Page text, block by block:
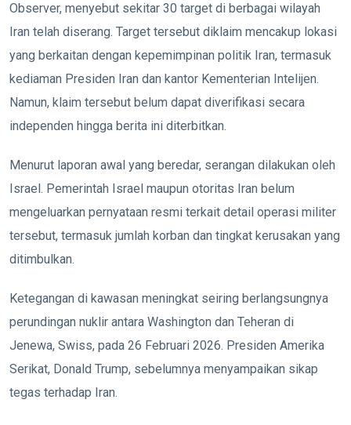
Observer, menyebut sekitar 30 target di berbagai wilayah
Iran telah diserang. Target tersebut diklaim mencakup lokasi
yang berkaitan dengan kepemimpinan politik Iran, termasuk
kediaman Presiden Iran dan kantor Kementerian Intelijen.
Namun, klaim tersebut belum dapat diverifikasi secara
independen hingga berita ini diterbitkan.
Menurut laporan awal yang beredar, serangan dilakukan oleh
Israel. Pemerintah Israel maupun otoritas Iran belum
mengeluarkan pernyataan resmi terkait detail operasi militer
tersebut, termasuk jumlah korban dan tingkat kerusakan yang
ditimbulkan.
Ketegangan di kawasan meningkat seiring berlangsungnya
perundingan nuklir antara Washington dan Teheran di
Jenewa, Swiss, pada 26 Februari 2026. Presiden Amerika
Serikat, Donald Trump, sebelumnya menyampaikan sikap
tegas terhadap Iran.